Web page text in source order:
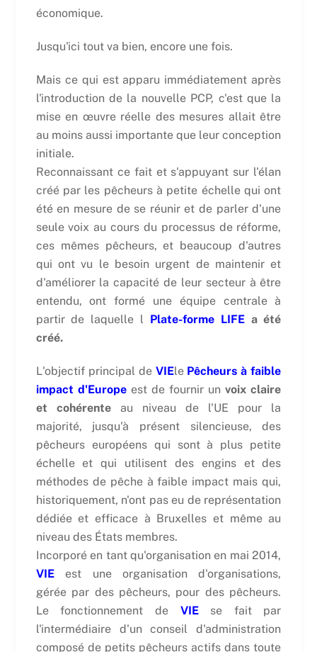
économique.
Jusqu'ici tout va bien, encore une fois.
Mais ce qui est apparu immédiatement après
l'introduction de la nouvelle PCP, c'est que la
mise en œuvre réelle des mesures allait être
au moins aussi importante que leur conception
initiale.
Reconnaissant ce fait et s'appuyant sur l'élan
créé par les pêcheurs à petite échelle qui ont
été en mesure de se réunir et de parler d'une
seule voix au cours du processus de réforme,
ces mêmes pêcheurs, et beaucoup d'autres
qui ont vu le besoin urgent de maintenir et
d'améliorer la capacité de leur secteur à être
entendu, ont formé une équipe centrale à
partir de laquelle l Plate-forme LIFEa été
créé.
L'objectif principal de VIEle Pêcheurs à faible
impact d'Europe est de fournir unvoix claire
et cohérenteau niveau de l'UE pour la
majorité, jusqu'à présent silencieuse, des
pêcheurs européens qui sont à plus petite
échelle et qui utilisent des engins et des
méthodes de pêche à faible impact mais qui,
historiquement, n'ont pas eu de représentation
dédiée et efficace à Bruxelles et même au
niveau des États membres.
Incorporé en tant qu'organisation en mai 2014,
VIEest une organisation d'organisations,
gérée par des pêcheurs, pour des pêcheurs.
Le fonctionnement de VIE
se fait par
l'intermédiaire d'un conseil d'administration
composé de petits pêcheurs actifs dans toute